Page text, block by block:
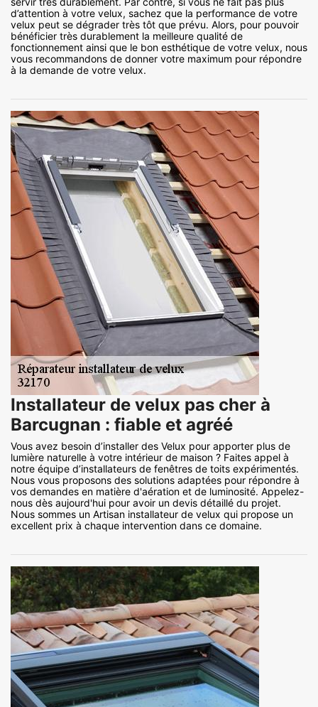
d’attention à votre velux, sachez que la performance de votre
velux peut se dégrader très tôt que prévu. Alors, pour pouvoir
bénéficier très durablement la meilleure qualité de
fonctionnement ainsi que le bon esthétique de votre velux, nous
vous recommandons de donner votre maximum pour répondre
à la demande de votre velux.
Installateur de velux pas cher à
Barcugnan : fiable et agréé
Vous avez besoin d’installer des Velux pour apporter plus de
lumière naturelle à votre intérieur de maison ? Faites appel à
notre équipe d’installateurs de fenêtres de toits expérimentés.
Nous vous proposons des solutions adaptées pour répondre à
vos demandes en matière d'aération et de luminosité. Appelez-
nous dès aujourd'hui pour avoir un devis détaillé du projet.
Nous sommes un Artisan installateur de velux qui propose un
excellent prix à chaque intervention dans ce domaine.